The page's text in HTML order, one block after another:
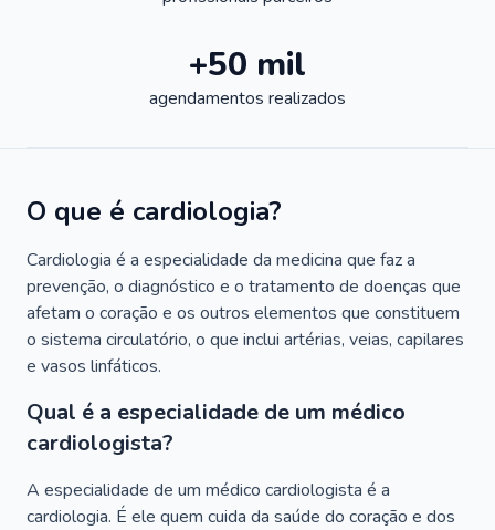
+50 mil
agendamentos realizados
O que é cardiologia?
Cardiologia é a especialidade da medicina que faz a
prevenção, o diagnóstico e o tratamento de doenças que
afetam o coração e os outros elementos que constituem
o sistema circulatório, o que inclui artérias, veias, capilares
e vasos linfáticos.
Qual é a especialidade de um médico
cardiologista?
A especialidade de um médico cardiologista é a
cardiologia. É ele quem cuida da saúde do coração e dos